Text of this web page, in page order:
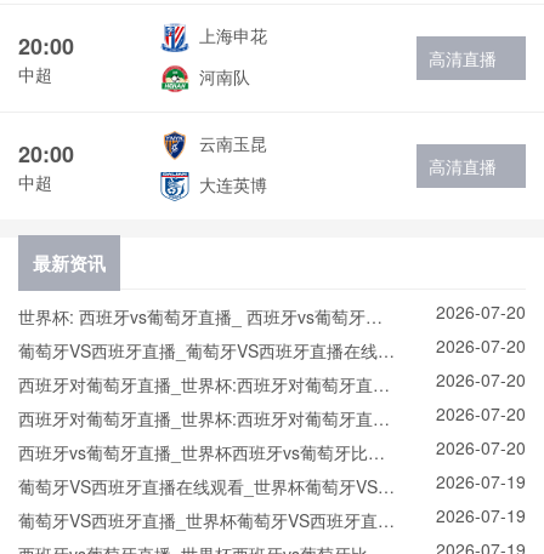
20:00
中超
上海申花
河南队
高清直播
20:00
中超
云南玉昆
大连英博
高清直播
最新资讯
世界杯: 西班牙vs葡萄牙直播_ 西班牙vs葡萄牙在
线直播_ 西班牙vs葡萄牙CCTV5直播入口-24直播
网
2026-07-20
葡萄牙VS西班牙直播_葡萄牙VS西班牙直播在线观
看_葡萄牙VS西班牙实时全场直播入口
2026-07-20
西班牙对葡萄牙直播_世界杯:西班牙对葡萄牙直播
免费观看直播_世界杯西班牙对葡萄牙直播在线观
看高清无插件
2026-07-20
西班牙对葡萄牙直播_世界杯:西班牙对葡萄牙直播
免费观看直播_世界杯西班牙对葡萄牙直播在线观
看高清无插件
2026-07-20
西班牙vs葡萄牙直播_世界杯西班牙vs葡萄牙比赛
直播高清入口_西班牙vs葡萄牙预测分析直播
2026-07-20
葡萄牙VS西班牙直播在线观看_世界杯葡萄牙VS西
班牙直播_葡萄牙VS西班牙比赛观看直达入口
2026-07-19
葡萄牙VS西班牙直播_世界杯葡萄牙VS西班牙直播
2026-07-19
2026-07-19